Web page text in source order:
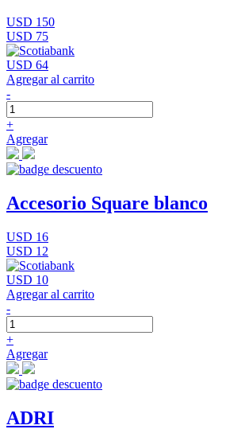
USD 150
USD 75
USD 64
Agregar al carrito
-
+
Agregar
Accesorio Square blanco
USD 16
USD 12
USD 10
Agregar al carrito
-
+
Agregar
ADRI